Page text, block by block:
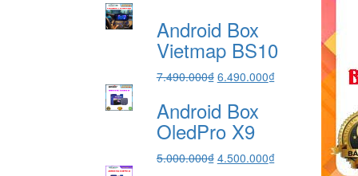
Android Box
Vietmap BS10
7.490.000₫ Giá
là:
7.490.000₫.
6.490.000₫Giá
Android Box
OledPro X9
5.000.000₫ Giá
4.500.000₫Giá